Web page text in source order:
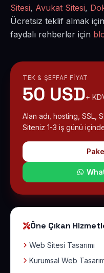
Sitesi, Avukat Sitesi,
Ücretsiz teklif almak için
faydalı rehberler için
TEK & ŞEFFAF FIYAT
50 USD+
Alan adı, hosting, SSL,
Siteniz 1-3 iş günü
Öne Çıkan
Web Sitesi Tasarımı
Kurumsal Web